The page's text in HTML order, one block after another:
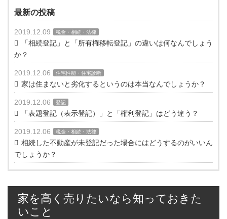
最新の投稿
2019.12.09 税金・相続・法律
「相続登記」と「所有権移転登記」の違いは何なんでしょう
か？
2019.12.06 住宅性能・住宅診断
家は住まないと劣化するというのは本当なんでしょうか？
2019.12.06 登記
「表題登記（表示登記）」と「権利登記」はどう違う？
2019.12.06 税金・相続・法律
相続した不動産が未登記だった場合にはどうするのがいいん
でしょうか？
家を高く売りたいなら知っておきた
いこと